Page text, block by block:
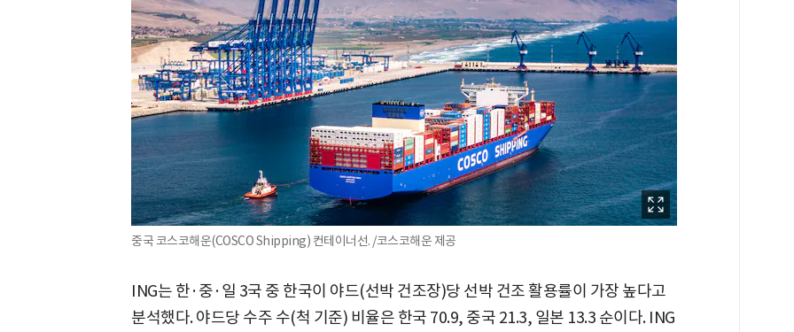
중국 코스코해운(COSCO Shipping) 컨테이너선. /코스코해운 제공
ING는 한·중·일 3국 중 한국이 야드(선박 건조장)당 선박 건조 활용률이 가장 높다고
분석했다. 야드당 수주 수(척 기준) 비율은 한국 70.9, 중국 21.3, 일본 13.3 순이다. ING